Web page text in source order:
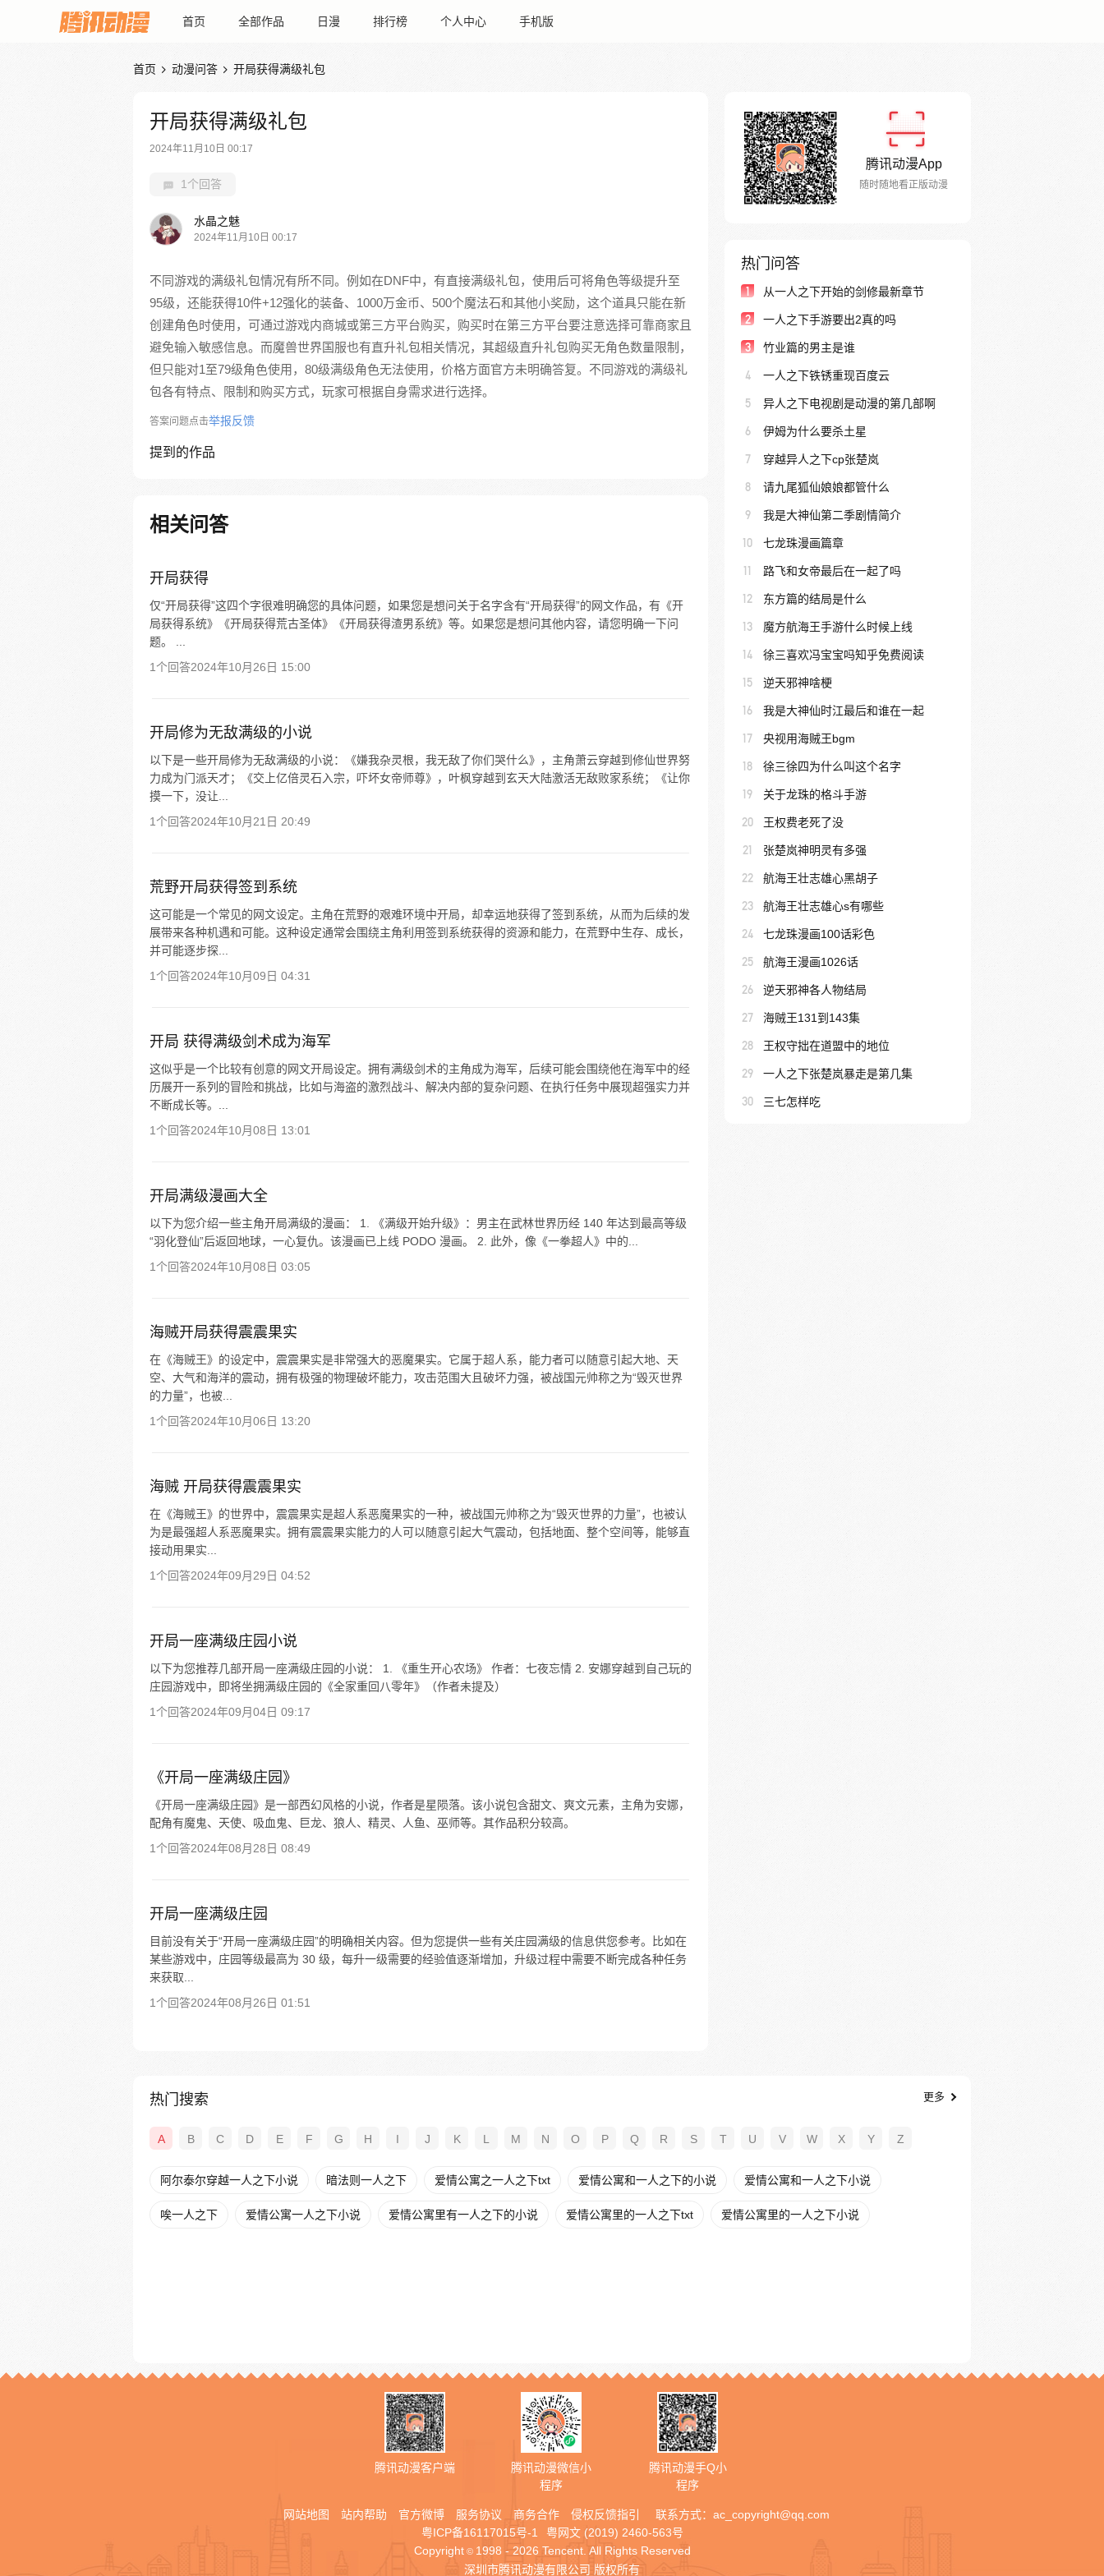
首页 全部作品 日漫 排行榜 个人中心 手机版
首页  动漫问答  开局获得满级礼包
开局获得满级礼包
2024年11月10日 00:17
1个回答
水晶之魅
2024年11月10日 00:17
不同游戏的满级礼包情况有所不同。例如在DNF中，有直接满级礼包，使用后可将角色等级提升至
95级，还能获得10件+12强化的装备、1000万金币、500个魔法石和其他小奖励，这个道具只能在新
创建角色时使用，可通过游戏内商城或第三方平台购买，购买时在第三方平台要注意选择可靠商家且
避免输入敏感信息。而魔兽世界国服也有直升礼包相关情况，其超级直升礼包购买无角色数量限制，
但只能对1至79级角色使用，80级满级角色无法使用，价格方面官方未明确答复。不同游戏的满级礼
包各有特点、限制和购买方式，玩家可根据自身需求进行选择。
答案问题点击举报反馈
提到的作品
相关问答
开局获得
仅“开局获得”这四个字很难明确您的具体问题，如果您是想问关于名字含有“开局获得”的网文作品，有《开
局获得系统》《开局获得荒古圣体》《开局获得渣男系统》等。如果您是想问其他内容，请您明确一下问
题。 ...
1个回答2024年10月26日 15:00
开局修为无敌满级的小说
以下是一些开局修为无敌满级的小说：《嫌我杂灵根，我无敌了你们哭什么》，主角萧云穿越到修仙世界努
力成为门派天才；《交上亿倍灵石入宗，吓坏女帝师尊》，叶枫穿越到玄天大陆激活无敌败家系统；《让你
摸一下，没让...
1个回答2024年10月21日 20:49
荒野开局获得签到系统
这可能是一个常见的网文设定。主角在荒野的艰难环境中开局，却幸运地获得了签到系统，从而为后续的发
展带来各种机遇和可能。这种设定通常会围绕主角利用签到系统获得的资源和能力，在荒野中生存、成长，
并可能逐步探...
1个回答2024年10月09日 04:31
开局 获得满级剑术成为海军
这似乎是一个比较有创意的网文开局设定。拥有满级剑术的主角成为海军，后续可能会围绕他在海军中的经
历展开一系列的冒险和挑战，比如与海盗的激烈战斗、解决内部的复杂问题、在执行任务中展现超强实力并
不断成长等。...
1个回答2024年10月08日 13:01
开局满级漫画大全
以下为您介绍一些主角开局满级的漫画： 1. 《满级开始升级》：男主在武林世界历经 140 年达到最高等级
“羽化登仙”后返回地球，一心复仇。该漫画已上线 PODO 漫画。 2. 此外，像《一拳超人》中的...
1个回答2024年10月08日 03:05
海贼开局获得震震果实
在《海贼王》的设定中，震震果实是非常强大的恶魔果实。它属于超人系，能力者可以随意引起大地、天
空、大气和海洋的震动，拥有极强的物理破坏能力，攻击范围大且破坏力强，被战国元帅称之为“毁灭世界
的力量”，也被...
1个回答2024年10月06日 13:20
海贼 开局获得震震果实
在《海贼王》的世界中，震震果实是超人系恶魔果实的一种，被战国元帅称之为“毁灭世界的力量”，也被认
为是最强超人系恶魔果实。拥有震震果实能力的人可以随意引起大气震动，包括地面、整个空间等，能够直
接动用果实...
1个回答2024年09月29日 04:52
开局一座满级庄园小说
以下为您推荐几部开局一座满级庄园的小说： 1. 《重生开心农场》 作者：七夜忘情 2. 安娜穿越到自己玩的
庄园游戏中，即将坐拥满级庄园的《全家重回八零年》（作者未提及）
1个回答2024年09月04日 09:17
《开局一座满级庄园》
《开局一座满级庄园》是一部西幻风格的小说，作者是星陨落。该小说包含甜文、爽文元素，主角为安娜，
配角有魔鬼、天使、吸血鬼、巨龙、狼人、精灵、人鱼、巫师等。其作品积分较高。
1个回答2024年08月28日 08:49
开局一座满级庄园
目前没有关于“开局一座满级庄园”的明确相关内容。但为您提供一些有关庄园满级的信息供您参考。比如在
某些游戏中，庄园等级最高为 30 级，每升一级需要的经验值逐渐增加，升级过程中需要不断完成各种任务
来获取...
1个回答2024年08月26日 01:51
腾讯动漫App
随时随地看正版动漫
热门问答
1 从一人之下开始的剑修最新章节
2 一人之下手游要出2真的吗
3 竹业篇的男主是谁
4 一人之下铁锈重现百度云
5 异人之下电视剧是动漫的第几部啊
6 伊姆为什么要杀土星
7 穿越异人之下cp张楚岚
8 请九尾狐仙娘娘都管什么
9 我是大神仙第二季剧情简介
10 七龙珠漫画篇章
11 路飞和女帝最后在一起了吗
12 东方篇的结局是什么
13 魔方航海王手游什么时候上线
14 徐三喜欢冯宝宝吗知乎免费阅读
15 逆天邪神啥梗
16 我是大神仙时江最后和谁在一起
17 央视用海贼王bgm
18 徐三徐四为什么叫这个名字
19 关于龙珠的格斗手游
20 王权费老死了没
21 张楚岚神明灵有多强
22 航海王壮志雄心黑胡子
23 航海王壮志雄心s有哪些
24 七龙珠漫画100话彩色
25 航海王漫画1026话
26 逆天邪神各人物结局
27 海贼王131到143集
28 王权守拙在道盟中的地位
29 一人之下张楚岚暴走是第几集
30 三七怎样吃
热门搜索 更多
A B C D E F G H I J K L M N O P Q R S T U V W X Y Z
阿尔泰尔穿越一人之下小说 暗法则一人之下 爱情公寓之一人之下txt 爱情公寓和一人之下的小说 爱情公寓和一人之下小说
唉一人之下 爱情公寓一人之下小说 爱情公寓里有一人之下的小说 爱情公寓里的一人之下txt 爱情公寓里的一人之下小说
腾讯动漫客户端
腾讯动漫微信小
程序
腾讯动漫手Q小
程序
网站地图 站内帮助 官方微博 服务协议 商务合作 侵权反馈指引 联系方式： ac_copyright@qq.com
粤ICP备16117015号-1
粤网文 (2019) 2460-563号
Copyright © 1998 - 2026 Tencent. All Rights Reserved
深圳市腾讯动漫有限公司 版权所有